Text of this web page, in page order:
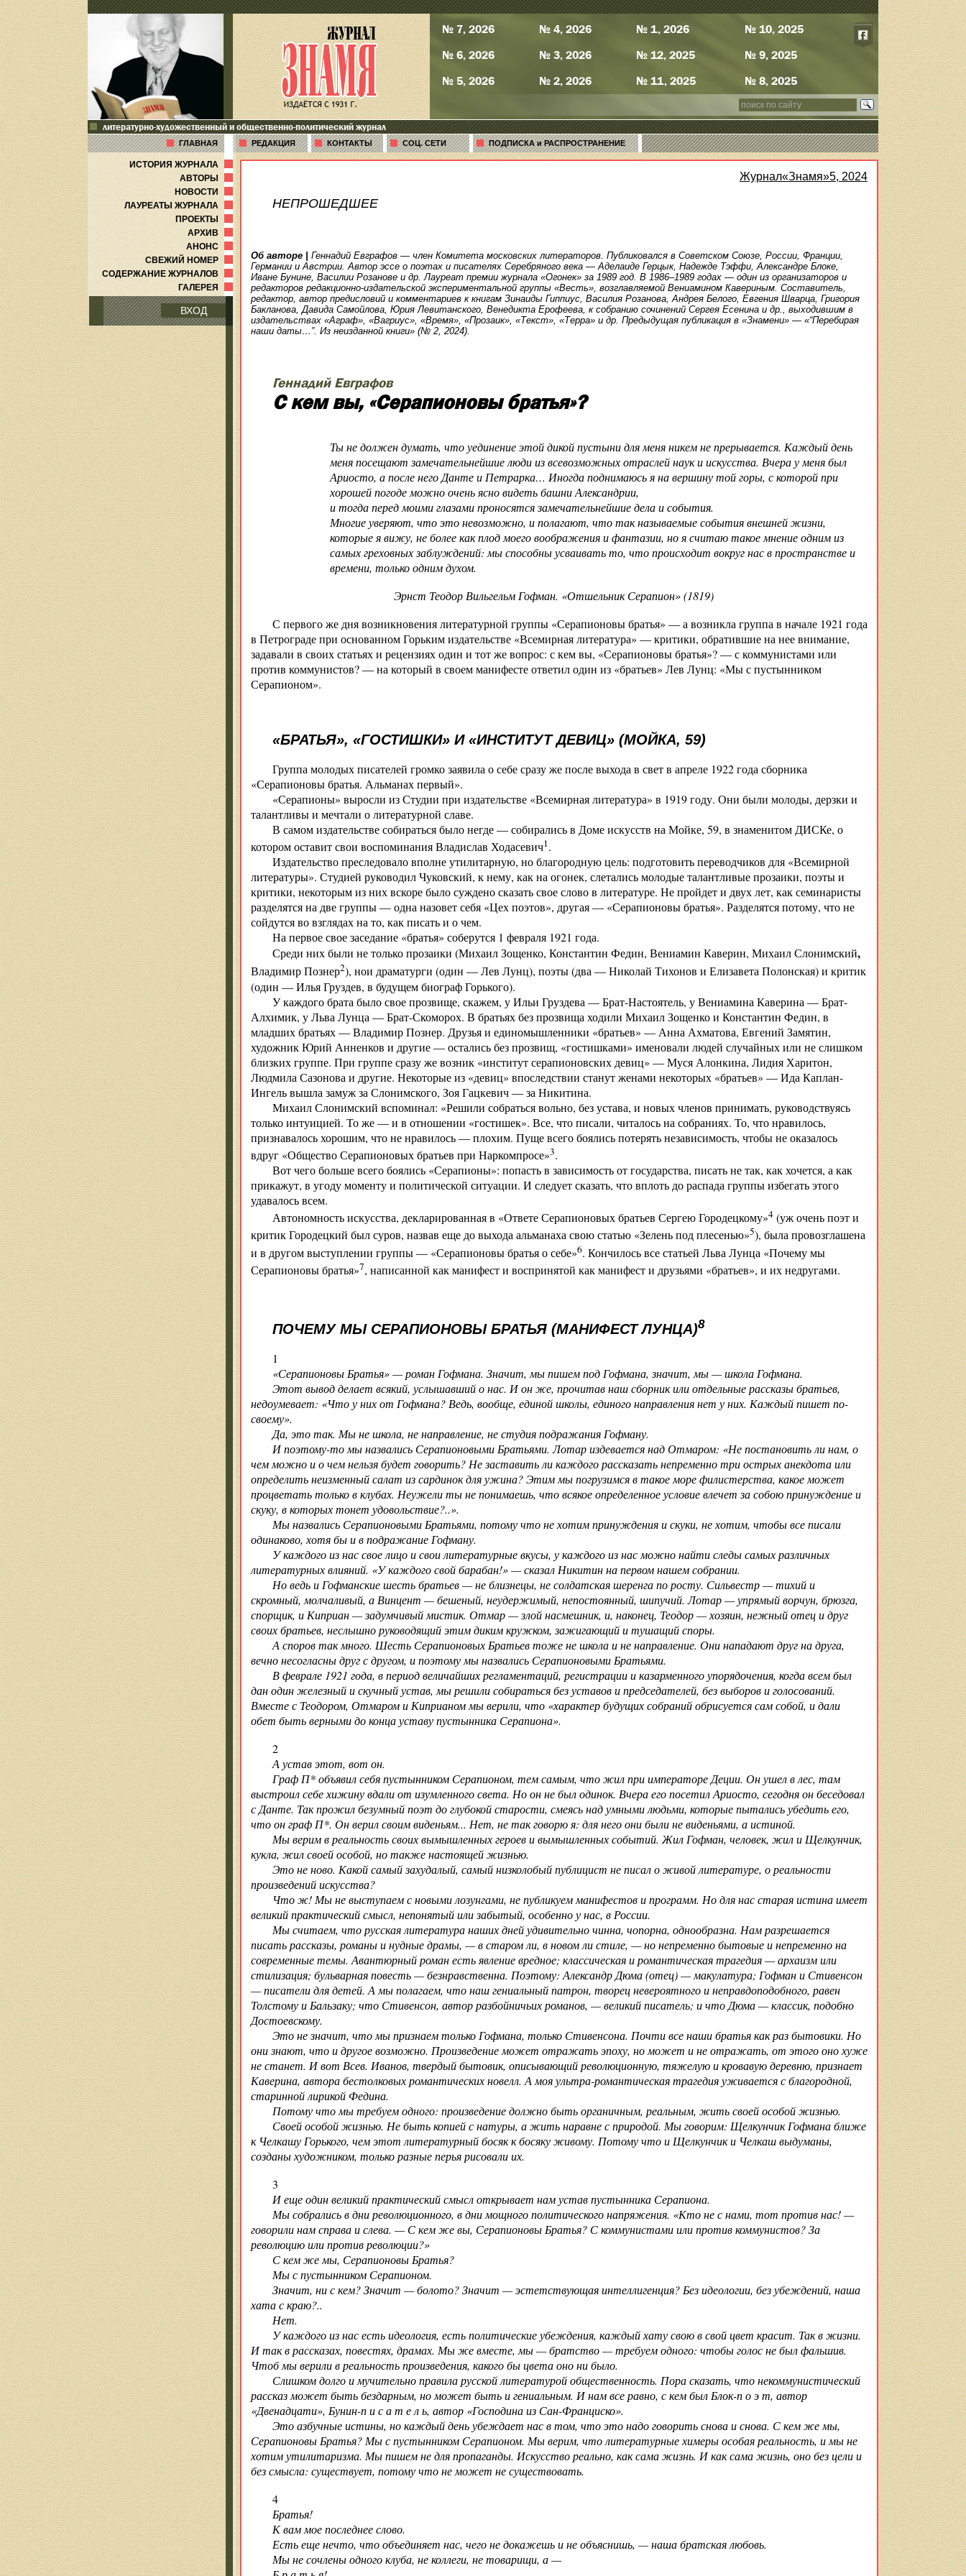
№ 7, 2026
№ 6, 2026
№ 5, 2026
№ 4, 2026
№ 3, 2026
№ 2, 2026
№ 1, 2026
№ 12, 2025
№ 11, 2025
№ 10, 2025
№ 9, 2025
№ 8, 2025
литературно-художественный и общественно-политический журнал
ГЛАВНАЯ РЕДАКЦИЯ КОНТАКТЫ СОЦ. СЕТИ ПОДПИСКА и РАСПРОСТРАНЕНИЕ
ИСТОРИЯ ЖУРНАЛА
АВТОРЫ
НОВОСТИ
ЛАУРЕАТЫ ЖУРНАЛА
ПРОЕКТЫ
АРХИВ
АНОНС
СВЕЖИЙ НОМЕР
СОДЕРЖАНИЕ ЖУРНАЛОВ
ГАЛЕРЕЯ
ВХОД
Журнал«Знамя»5, 2024
НЕПРОШЕДШЕЕ
Об авторе
Геннадий Евграфов — член Комитета московских литераторов. Публиковался в Советском Союзе, России, Франции,
Германии и Австрии. Автор эссе о поэтах и писателях Серебряного века — Аделаиде Герцык, Надежде Тэффи, Александре Блоке,
Иване Бунине, Василии Розанове и др. Лауреат премии журнала «Огонек» за 1989 год. В 1986–1989 годах — один из организаторов и
редакторов редакционно-издательской экспериментальной группы «Весть», возглавляемой Вениамином Кавериным. Составитель,
редактор, автор предисловий и комментариев к книгам Зинаиды Гиппиус, Василия Розанова, Андрея Белого, Евгения Шварца, Григория
Бакланова, Давида Самойлова, Юрия Левитанского, Венедикта Ерофеева, к собранию сочинений Сергея Есенина и др., выходившим в
издательствах «Аграф», «Вагриус», «Время», «Прозаик», «Текст», «Терра» и др. Предыдущая публикация в «Знамени» — «“Перебирая
наши даты…”. Из неизданной книги» (№ 2, 2024).
Геннадий Евграфов
С кем вы, «Серапионовы братья»?
Ты не должен думать, что уединение этой дикой пустыни для меня никем не прерывается. Каждый день
меня посещают замечательнейшие люди из всевозможных отраслей наук и искусства. Вчера у меня был
Ариосто, а после него Данте и Петрарка… Иногда поднимаюсь я на вершину той горы, с которой при
хорошей погоде можно очень ясно видеть башни Александрии,
и тогда перед моими глазами проносятся замечательнейшие дела и события.
Многие уверяют, что это невозможно, и полагают, что так называемые события внешней жизни,
которые я вижу, не более как плод моего воображения и фантазии, но я считаю такое мнение одним из
самых греховных заблуждений: мы способны усваивать то, что происходит вокруг нас в пространстве и
времени, только одним духом.
Эрнст Теодор Вильгельм Гофман. «Отшельник Серапион» (1819)
С первого же дня возникновения литературной группы «Серапионовы братья» — а возникла группа в начале 1921 года
в Петрограде при основанном Горьким издательстве «Всемирная литература» — критики, обратившие на нее внимание,
задавали в своих статьях и рецензиях один и тот же вопрос: с кем вы, «Серапионовы братья»? — с коммунистами или
против коммунистов? — на который в своем манифесте ответил один из «братьев» Лев Лунц: «Мы с пустынником
Серапионом».
«БРАТЬЯ», «ГОСТИШКИ» И «ИНСТИТУТ ДЕВИЦ» (МОЙКА, 59)
Группа молодых писателей громко заявила о себе сразу же после выхода в свет в апреле 1922 года сборника
«Серапионовы братья. Альманах первый».
«Серапионы» выросли из Студии при издательстве «Всемирная литература» в 1919 году. Они были молоды, дерзки и
талантливы и мечтали о литературной славе.
В самом издательстве собираться было негде — собирались в Доме искусств на Мойке, 59, в знаменитом ДИСКе, о
котором оставит свои воспоминания Владислав Ходасевич1.
Издательство преследовало вполне утилитарную, но благородную цель: подготовить переводчиков для «Всемирной
литературы». Студией руководил Чуковский, к нему, как на огонек, слетались молодые талантливые прозаики, поэты и
критики, некоторым из них вскоре было суждено сказать свое слово в литературе. Не пройдет и двух лет, как семинаристы
разделятся на две группы — одна назовет себя «Цех поэтов», другая — «Серапионовы братья». Разделятся потому, что не
сойдутся во взглядах на то, как писать и о чем.
На первое свое заседание «братья» соберутся 1 февраля 1921 года.
Среди них были не только прозаики (Михаил Зощенко, Константин Федин, Вениамин Каверин, Михаил Слонимский,
Владимир Познер2), нои драматурги (один — Лев Лунц), поэты (два — Николай Тихонов и Елизавета Полонская) и критик
(один — Илья Груздев, в будущем биограф Горького).
У каждого брата было свое прозвище, скажем, у Ильи Груздева — Брат-Настоятель, у Вениамина Каверина — Брат-
Алхимик, у Льва Лунца — Брат-Скоморох. В братьях без прозвища ходили Михаил Зощенко и Константин Федин, в
младших братьях — Владимир Познер. Друзья и единомышленники «братьев» — Анна Ахматова, Евгений Замятин,
художник Юрий Анненков и другие — остались без прозвищ, «гостишками» именовали людей случайных или не слишком
близких группе. При группе сразу же возник «институт серапионовских девиц» — Муся Алонкина, Лидия Харитон,
Людмила Сазонова и другие. Некоторые из «девиц» впоследствии станут женами некоторых «братьев» — Ида Каплан-
Ингель вышла замуж за Слонимского, Зоя Гацкевич — за Никитина.
Михаил Слонимский вспоминал: «Решили собраться вольно, без устава, и новых членов принимать, руководствуясь
только интуицией. То же — и в отношении «гостишек». Все, что писали, читалось на собраниях. То, что нравилось,
признавалось хорошим, что не нравилось — плохим. Пуще всего боялись потерять независимость, чтобы не оказалось
вдруг «Общество Серапионовых братьев при Наркомпросе»3.
Вот чего больше всего боялись «Серапионы»: попасть в зависимость от государства, писать не так, как хочется, а как
прикажут, в угоду моменту и политической ситуации. И следует сказать, что вплоть до распада группы избегать этого
удавалось всем.
Автономность искусства, декларированная в «Ответе Серапионовых братьев Сергею Городецкому»4 (уж очень поэт и
критик Городецкий был суров, назвав еще до выхода альманаха свою статью «Зелень под плесенью»5), была провозглашена
и в другом выступлении группы — «Серапионовы братья о себе»6. Кончилось все статьей Льва Лунца «Почему мы
Серапионовы братья»7, написанной как манифест и воспринятой как манифест и друзьями «братьев», и их недругами.
ПОЧЕМУ МЫ СЕРАПИОНОВЫ БРАТЬЯ (МАНИФЕСТ ЛУНЦА)8
1
«Серапионовы Братья» — роман Гофмана. Значит, мы пишем под Гофмана, значит, мы — школа Гофмана.
Этот вывод делает всякий, услышавший о нас. И он же, прочитав наш сборник или отдельные рассказы братьев,
недоумевает: «Что у них от Гофмана? Ведь, вообще, единой школы, единого направления нет у них. Каждый пишет по-
своему».
Да, это так. Мы не школа, не направление, не студия подражания Гофману.
И поэтому-то мы назвались Серапионовыми Братьями. Лотар издевается над Отмаром: «Не постановить ли нам, о
чем можно и о чем нельзя будет говорить? Не заставить ли каждого рассказать непременно три острых анекдота или
определить неизменный салат из сардинок для ужина? Этим мы погрузимся в такое море филистерства, какое может
процветать только в клубах. Неужели ты не понимаешь, что всякое определенное условие влечет за собою принуждение и
скуку, в которых тонет удовольствие?..».
Мы назвались Серапионовыми Братьями, потому что не хотим принуждения и скуки, не хотим, чтобы все писали
одинаково, хотя бы и в подражание Гофману.
У каждого из нас свое лицо и свои литературные вкусы, у каждого из нас можно найти следы самых различных
литературных влияний. «У каждого свой барабан!» — сказал Никитин на первом нашем собрании.
Но ведь и Гофманские шесть братьев — не близнецы, не солдатская шеренга по росту. Сильвестр — тихий и
скромный, молчаливый, а Винцент — бешеный, неудержимый, непостоянный, шипучий. Лотар — упрямый ворчун, брюзга,
спорщик, и Киприан — задумчивый мистик. Отмар — злой насмешник, и, наконец, Теодор — хозяин, нежный отец и друг
своих братьев, неслышно руководящий этим диким кружком, зажигающий и тушащий споры.
А споров так много. Шесть Серапионовых Братьев тоже не школа и не направление. Они нападают друг на друга,
вечно несогласны друг с другом, и поэтому мы назвались Серапионовыми Братьями.
В феврале 1921 года, в период величайших регламентаций, регистрации и казарменного упорядочения, когда всем был
дан один железный и скучный устав, мы решили собираться без уставов и председателей, без выборов и голосований.
Вместе с Теодором, Отмаром и Киприаном мы верили, что «характер будущих собраний обрисуется сам собой, и дали
обет быть верными до конца уставу пустынника Серапиона».
2
А устав этот, вот он.
Граф П* объявил себя пустынником Серапионом, тем самым, что жил при императоре Деции. Он ушел в лес, там
выстроил себе хижину вдали от изумленного света. Но он не был одинок. Вчера его посетил Ариосто, сегодня он беседовал
с Данте. Так прожил безумный поэт до глубокой старости, смеясь над умными людьми, которые пытались убедить его,
что он граф П*. Он верил своим виденьям... Нет, не так говорю я: для него они были не виденьями, а истиной.
Мы верим в реальность своих вымышленных героев и вымышленных событий. Жил Гофман, человек, жил и Щелкунчик,
кукла, жил своей особой, но также настоящей жизнью.
Это не ново. Какой самый захудалый, самый низколобый публицист не писал о живой литературе, о реальности
произведений искусства?
Что ж! Мы не выступаем с новыми лозунгами, не публикуем манифестов и программ. Но для нас старая истина имеет
великий практический смысл, непонятый или забытый, особенно у нас, в России.
Мы считаем, что русская литература наших дней удивительно чинна, чопорна, однообразна. Нам разрешается
писать рассказы, романы и нудные драмы, — в старом ли, в новом ли стиле, — но непременно бытовые и непременно на
современные темы. Авантюрный роман есть явление вредное; классическая и романтическая трагедия — архаизм или
стилизация; бульварная повесть — безнравственна. Поэтому: Александр Дюма (отец) — макулатура; Гофман и Стивенсон
— писатели для детей. А мы полагаем, что наш гениальный патрон, творец невероятного и неправдоподобного, равен
Толстому и Бальзаку; что Стивенсон, автор разбойничьих романов, — великий писатель; и что Дюма — классик, подобно
Достоевскому.
Это не значит, что мы признаем только Гофмана, только Стивенсона. Почти все наши братья как раз бытовики. Но
они знают, что и другое возможно. Произведение может отражать эпоху, но может и не отражать, от этого оно хуже
не станет. И вот Всев. Иванов, твердый бытовик, описывающий революционную, тяжелую и кровавую деревню, признает
Каверина, автора бестолковых романтических новелл. А моя ультра-романтическая трагедия уживается с благородной,
старинной лирикой Федина.
Потому что мы требуем одного: произведение должно быть органичным, реальным, жить своей особой жизнью.
Своей особой жизнью. Не быть копией с натуры, а жить наравне с природой. Мы говорим: Щелкунчик Гофмана ближе
к Челкашу Горького, чем этот литературный босяк к босяку живому. Потому что и Щелкунчик и Челкаш выдуманы,
созданы художником, только разные перья рисовали их.
3
И еще один великий практический смысл открывает нам устав пустынника Серапиона.
Мы собрались в дни революционного, в дни мощного политического напряжения. «Кто не с нами, тот против нас! —
говорили нам справа и слева. — С кем же вы, Серапионовы Братья? С коммунистами или против коммунистов? За
революцию или против революции?»
С кем же мы, Серапионовы Братья?
Мы с пустынником Серапионом.
Значит, ни с кем? Значит — болото? Значит — эстетствующая интеллигенция? Без идеологии, без убеждений, наша
хата с краю?..
Нет.
У каждого из нас есть идеология, есть политические убеждения, каждый хату свою в свой цвет красит. Так в жизни.
И так в рассказах, повестях, драмах. Мы же вместе, мы — братство — требуем одного: чтобы голос не был фальшив.
Чтоб мы верили в реальность произведения, какого бы цвета оно ни было.
Слишком долго и мучительно правила русской литературой общественность. Пора сказать, что некоммунистический
рассказ может быть бездарным, но может быть и гениальным. И нам все равно, с кем был Блок-п о э т, автор
«Двенадцати», Бунин-п и с а т е л ь, автор «Господина из Сан-Франциско».
Это азбучные истины, но каждый день убеждает нас в том, что это надо говорить снова и снова. С кем же мы,
Серапионовы Братья? Мы с пустынником Серапионом. Мы верим, что литературные химеры особая реальность, и мы не
хотим утилитаризма. Мы пишем не для пропаганды. Искусство реально, как сама жизнь. И как сама жизнь, оно без цели и
без смысла: существует, потому что не может не существовать.
4
Братья!
К вам мое последнее слово.
Есть еще нечто, что объединяет нас, чего не докажешь и не объяснишь, — наша братская любовь.
Мы не сочлены одного клуба, не коллеги, не товарищи, а —